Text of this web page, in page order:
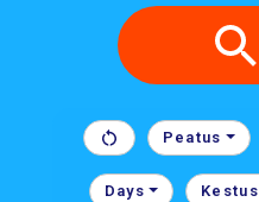
Peatus
Days Kestus